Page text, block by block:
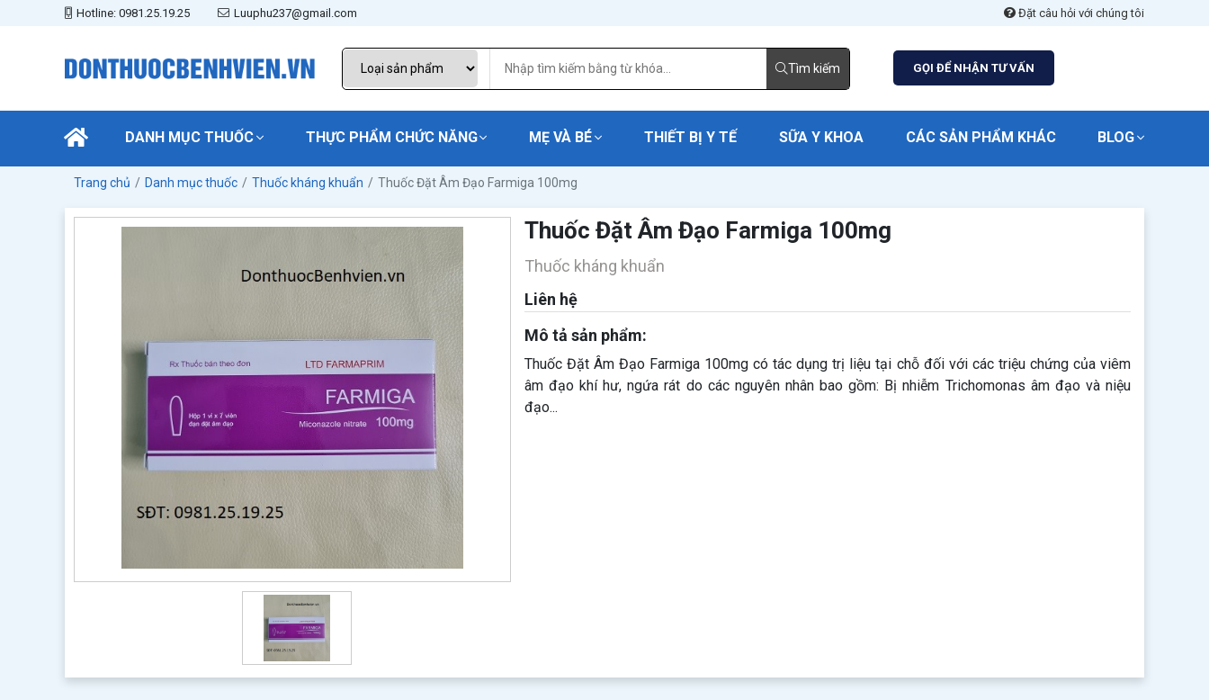
Hotline: 0981.25.19.25 Luuphu237@gmail.com Đặt câu hỏi với chúng tôi
Tìm kiếm GỌI ĐỂ NHẬN TƯ VẤN
DANH MỤC THUỐC THỰC PHẨM CHỨC NĂNG MẸ VÀ BÉ THIẾT BỊ Y TẾ SỮA Y KHOA CÁC SẢN PHẨM KHÁC BLOG
Trang chủ Danh mục thuốc Thuốc kháng khuẩn Thuốc Đặt Âm Đạo Farmiga 100mg
Thuốc Đặt Âm Đạo Farmiga 100mg
Thuốc kháng khuẩn
Liên hệ
Mô tả sản phẩm:
Thuốc Đặt Âm Đạo Farmiga 100mg có tác dụng trị liệu tại chỗ đối với các triệu chứng của viêm
âm đạo khí hư, ngứa rát do các nguyên nhân bao gồm: Bị nhiễm Trichomonas âm đạo và niệu
đạo...